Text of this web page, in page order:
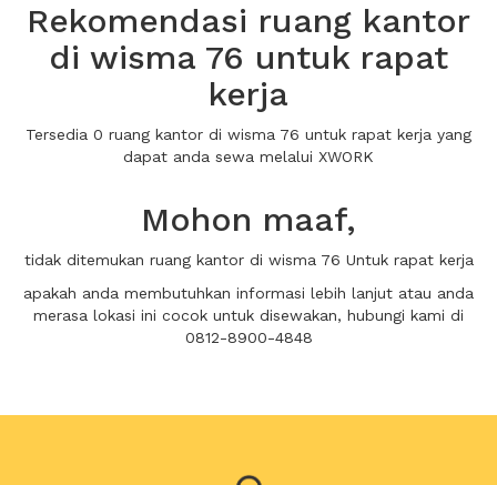
Rekomendasi ruang kantor
di wisma 76 untuk rapat
kerja
Tersedia 0 ruang kantor di wisma 76 untuk rapat kerja yang
dapat anda sewa melalui XWORK
Mohon maaf,
tidak ditemukan ruang kantor di wisma 76 Untuk rapat kerja
apakah anda membutuhkan informasi lebih lanjut atau anda
merasa lokasi ini cocok untuk disewakan, hubungi kami di
0812-8900-4848